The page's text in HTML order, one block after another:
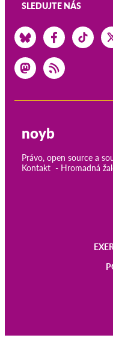
SLEDUJTE NÁS
noyb
Právo, open source a
Kontakt
Hromadná